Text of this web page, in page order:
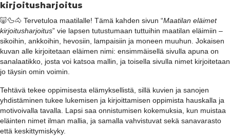
kirjoitusharjoitus
🐷🦆🐴 Tervetuloa maatilalle! Tämä kahden sivun “Maatilan eläimet
kirjoitusharjoitus” vie lapsen tutustumaan tuttuihin maatilan eläimiin –
sikoihin, ankkoihin, hevosiin, lampaisiin ja moneen muuhun. Jokaisen
kuvan alle kirjoitetaan eläimen nimi: ensimmäisellä sivulla apuna on
sanalaatikko, josta voi katsoa mallin, ja toisella sivulla nimet kirjoitetaan
jo täysin omin voimin.
Tehtävä tekee oppimisesta elämyksellistä, sillä kuvien ja sanojen
yhdistäminen tukee lukemisen ja kirjoittamisen oppimista hauskalla ja
motivoivalla tavalla. Lapsi saa onnistumisen kokemuksia, kun muistaa
eläinten nimet ilman mallia, ja samalla vahvistuvat sekä sanavarasto
että keskittymiskyky.